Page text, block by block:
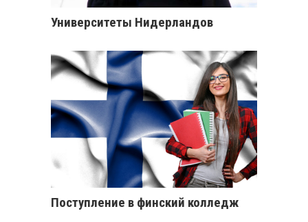
Университеты Нидерландов
Поступление в финский колледж